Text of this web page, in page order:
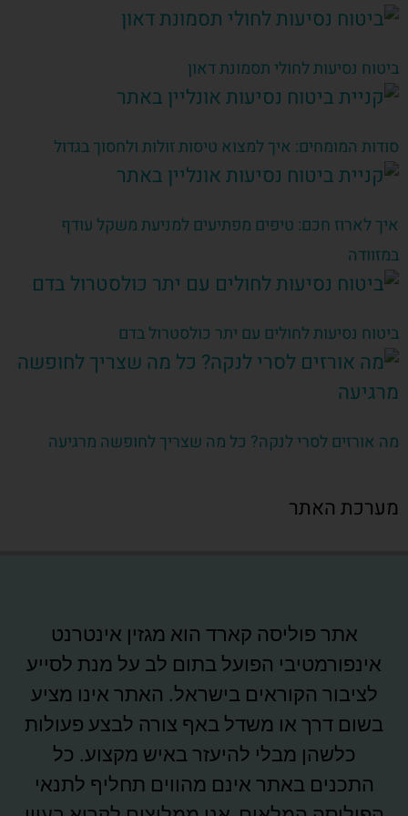
ביטוח נסיעות לחולי תסמונת דאון
סודות המומחים: איך למצוא טיסות זולות ולחסוך בגדול
איך לארוז חכם: טיפים מפתיעים למניעת משקל עודף
במזוודה
ביטוח נסיעות לחולים עם יתר כולסטרול בדם
מה אורזים לסרי לנקה? כל מה שצריך לחופשה מרגיעה
מערכת האתר
אתר פוליסה קארד הוא מגזין אינטרנט
אינפורמטיבי הפועל בתום לב על מנת לסייע
לציבור הקוראים בישראל. האתר אינו מציע
בשום דרך או משדל באף צורה לבצע פעולות
כלשהן מבלי להיעזר באיש מקצוע. כל
התכנים באתר אינם מהווים תחליף לתנאי